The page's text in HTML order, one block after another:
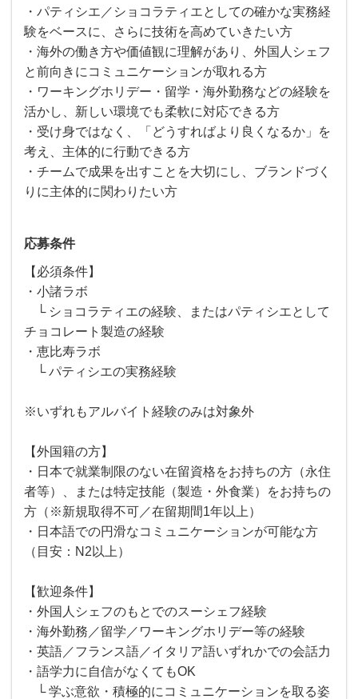
・パティシエ／ショコラティエとしての確かな実務経
験をベースに、さらに技術を高めていきたい方
・海外の働き方や価値観に理解があり、外国人シェフ
と前向きにコミュニケーションが取れる方
・ワーキングホリデー・留学・海外勤務などの経験を
活かし、新しい環境でも柔軟に対応できる方
・受け身ではなく、「どうすればより良くなるか」を
考え、主体的に行動できる方
・チームで成果を出すことを大切にし、ブランドづく
りに主体的に関わりたい方
応募条件
【必須条件】
・小諸ラボ
└ ショコラティエの経験、またはパティシエとして
チョコレート製造の経験
・恵比寿ラボ
└ パティシエの実務経験
※いずれもアルバイト経験のみは対象外
【外国籍の方】
・日本で就業制限のない在留資格をお持ちの方（永住
者等）、または特定技能（製造・外食業）をお持ちの
方（※新規取得不可／在留期間1年以上）
・日本語での円滑なコミュニケーションが可能な方
（目安：N2以上）
【歓迎条件】
・外国人シェフのもとでのスーシェフ経験
・海外勤務／留学／ワーキングホリデー等の経験
・英語／フランス語／イタリア語いずれかでの会話力
・語学力に自信がなくてもOK
└ 学ぶ意欲・積極的にコミュニケーションを取る姿